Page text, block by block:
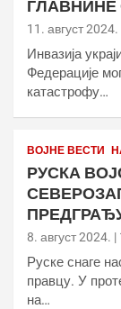
ГЛАВНИНЕ
11. август
Инвазија
Федерације
катастрофу…
ВОЈНЕ ВЕСТИ
РУСКА
8. август 2024. |
Руске снаге
правцу. У
на…